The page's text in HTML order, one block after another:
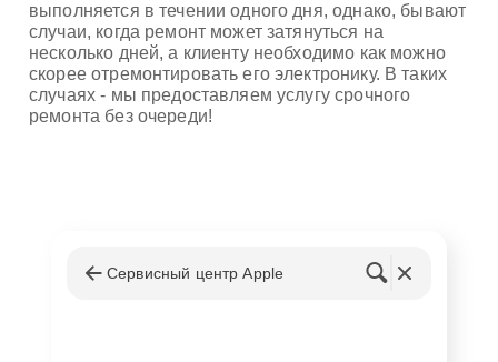
выполняется в течении одного дня, однако, бывают
случаи, когда ремонт может затянуться на
несколько дней, а клиенту необходимо как можно
скорее отремонтировать его электронику. В таких
случаях - мы предоставляем услугу срочного
ремонта без очереди!
Сервисный центр Apple